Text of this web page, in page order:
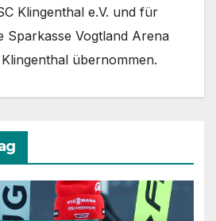
Klingenthal e.V. und für
Sparkasse Vogtland Arena
übernommen.